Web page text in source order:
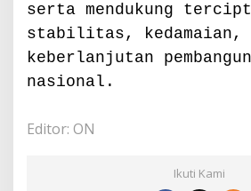
serta mendukung
stabilitas, kedamaian,
keberlanjutan
nasional.
Editor: ON
Ikuti Kami